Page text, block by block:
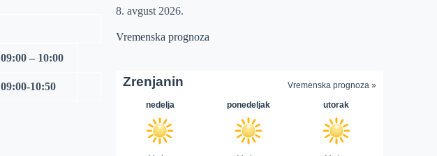
09:00 – 10:00
09:00-10:50
8. avgust 2026.
Vremenska prognoza